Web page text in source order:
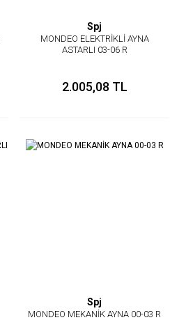
Spj
MONDEO ELEKTRİKLİ AYNA
ASTARLI 03-06 R
2.005,08 TL
Spj
MONDEO MEKANİK AYNA 00-03 R